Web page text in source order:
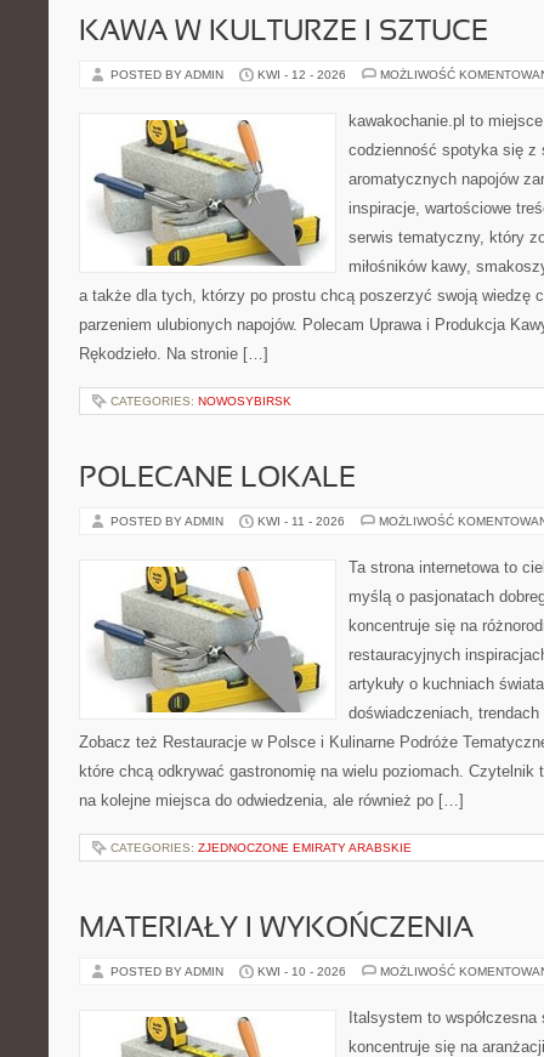
KAWA W KULTURZE I SZTUCE
POSTED BY ADMIN KWI - 12 - 2026 MOŻLIWOŚĆ
kawakochanie.pl to
codzienność spotyka się z
aromatycznych napojów
inspiracje, wartościowe
serwis tematyczny, który
miłośników kawy,
a także dla tych, którzy po prostu chcą poszerzyć swoją wiedzę
parzeniem ulubionych napojów. Polecam Uprawa i Produkcja
Rękodzieło. Na stronie […]
CATEGORIES: NOWOSYBIRSK
POLECANE LOKALE
POSTED BY ADMIN KWI - 11 - 2026 MOŻLIWOŚĆ
Ta strona internetowa to
myślą o pasjonatach
koncentruje się na
restauracyjnych
artykuły o kuchniach
doświadczeniach,
Zobacz też Restauracje w Polsce i Kulinarne Podróże
które chcą odkrywać gastronomię na wielu poziomach. Czytelnik
na kolejne miejsca do odwiedzenia, ale również po […]
CATEGORIES: ZJEDNOCZONE EMIRATY ARABSKIE
MATERIAŁY I WYKOŃCZENIA
POSTED BY ADMIN KWI - 10 - 2026 MOŻLIWOŚĆ
Italsystem to
koncentruje się na